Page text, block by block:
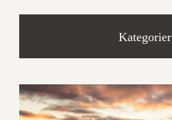
Kategorier